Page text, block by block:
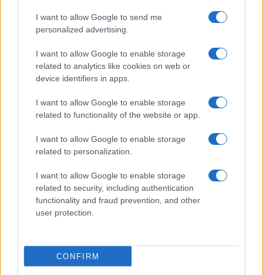
I want to allow Google to send me
personalized advertising.
I want to allow Google to enable storage
related to analytics like cookies on web or
device identifiers in apps.
I want to allow Google to enable storage
related to functionality of the website or app.
I want to allow Google to enable storage
related to personalization.
I want to allow Google to enable storage
related to security, including authentication
functionality and fraud prevention, and other
user protection.
CONFIRM
Smartband o smartwatch: come scegliere il fitness